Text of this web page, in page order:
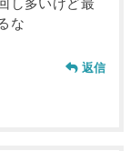
し多いけど最
な
返信